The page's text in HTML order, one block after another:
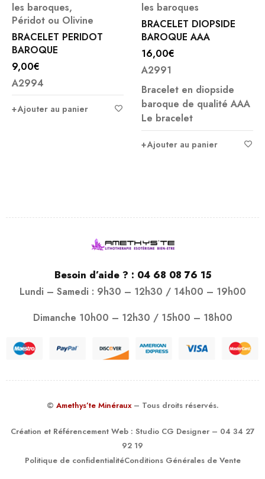
les baroques
BRACELET DIOPSIDE
BAROQUE AAA
16,00€
A2991
Bracelet en diopside
baroque de qualité AAA
Le bracelet
les baroques
Pierre de Lune
BRACELET PIERRE DE
LUNE BLANCHE
BAROQUE
8,00
Bracelet en pierre de
lune blanche Le bracelet
en
Besoin d’aide ? : 04 68 08 76 15
Lundi – Samedi : 9h30 – 12h30 / 14h00 – 19h00
Dimanche 10h00 – 12h30 / 15h00 – 18h00
© Amethys’te Minéraux – Tous droits réservés.
Création et Référencement Web : Studio CG Designer– 04 34 27
92 19
Politique de confidentialitéConditions Générales de Vente